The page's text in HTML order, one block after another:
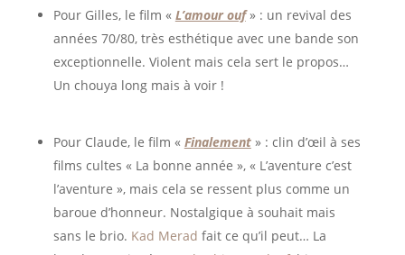
Pour Gilles, le film « L’amour ouf» : un revival des
années 70/80, très esthétique avec une bande son
exceptionnelle. Violent mais cela sert le propos…
Un chouya long mais à voir !
Pour Claude, le film « Finalement» : clin d’œil à ses
films cultes « La bonne année », « L’aventure c’est
l’aventure », mais cela se ressent plus comme un
baroue d’honneur. Nostalgique à souhait mais
sans le brio. Kad Merad fait ce qu’il peut… La